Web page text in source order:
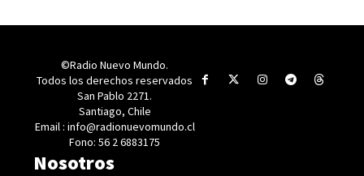
©Radio Nuevo Mundo.
Todos los derechos reservados
San Pablo 2271.
Santiago, Chile
Email : info@radionuevomundo.cl
Fono: 56 2 6883175
Nosotros